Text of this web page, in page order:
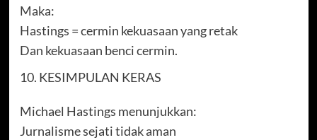
Maka:
Hastings = cermin kekuasaan yang retak
Dan kekuasaan benci cermin.
KESIMPULAN KERAS
Michael Hastings menunjukkan:
Jurnalisme sejati tidak aman